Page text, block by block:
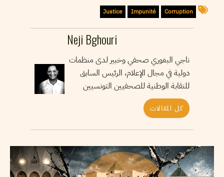
Corruption
Impunité
Justice
Neji Bghouri
ناجي البغوري صحفي وخبير لدى منظمات
دولية في مجال الإعلام، الرئيس السابق
للنقابة الوطنية للصحفيين التونسيين
كل المقالات